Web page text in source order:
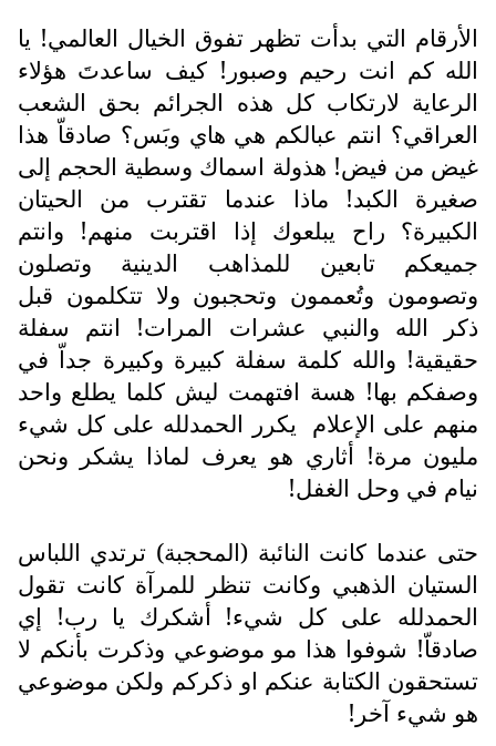
الأرقام التي بدأت تظهر تفوق الخيال العالمي! يا
الله كم انت رحيم وصبور! كيف ساعدتَ هؤلاء
الرعاية لارتكاب كل هذه الجرائم بحق الشعب
العراقي؟ انتم عبالكم هي هاي وبَس؟ صادقاّ هذا
غيض من فيض! هذولة اسماك وسطية الحجم إلى
صغيرة الكبد! ماذا عندما تقترب من الحيتان
الكبيرة؟ راح يبلعوك إذا اقتربت منهم! وانتم
جميعكم تابعين للمذاهب الدينية وتصلون
وتصومون وتُعممون وتحجبون ولا تتكلمون قبل
ذكر الله والنبي عشرات المرات! انتم سفلة
حقيقية! والله كلمة سفلة كبيرة وكبيرة جداّ في
وصفكم بها! هسة افتهمت ليش كلما يطلع واحد
منهم على الإعلام يكرر الحمدلله على كل شيء
مليون مرة! أثاري هو يعرف لماذا يشكر ونحن
نيام في وحل الغفل!
حتى عندما كانت النائبة (المحجبة) ترتدي اللباس
الستيان الذهبي وكانت تنظر للمرآة كانت تقول
الحمدلله على كل شيء! أشكرك يا رب! إي
صادقاّ! شوفوا هذا مو موضوعي وذكرت بأنكم لا
تستحقون الكتابة عنكم او ذكركم ولكن موضوعي
هو شيء آخر!